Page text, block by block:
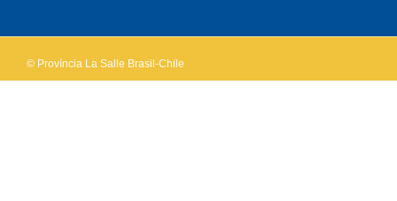
© Província La Salle Brasil-Chile